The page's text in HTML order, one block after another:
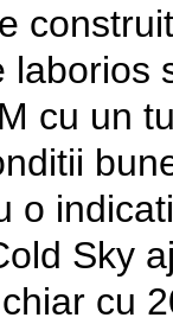
laborios
cu un
o
Sky
cu